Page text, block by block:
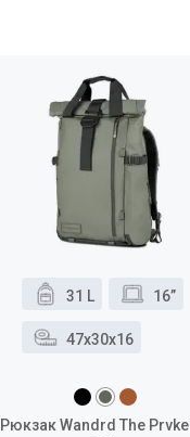
31 L 16”
47x30x16
Рюкзак Wandrd The